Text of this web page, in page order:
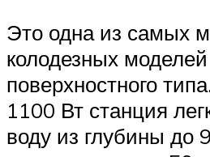
Это одна из самых
колодезных моделей
поверхностного
1100 Вт станция
воду из глубины до